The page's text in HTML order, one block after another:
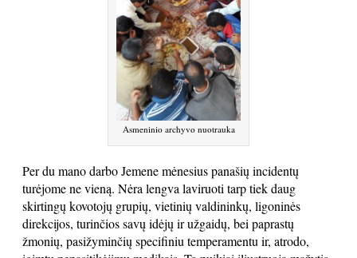
Asmeninio archyvo nuotrauka
Per du mano darbo Jemene mėnesius panašių incidentų
turėjome ne vieną. Nėra lengva laviruoti tarp tiek daug
skirtingų kovotojų grupių, vietinių valdininkų, ligoninės
direkcijos, turinčios savų idėjų ir užgaidų, bei paprastų
žmonių, pasižyminčių specifiniu temperamentu ir, atrodo,